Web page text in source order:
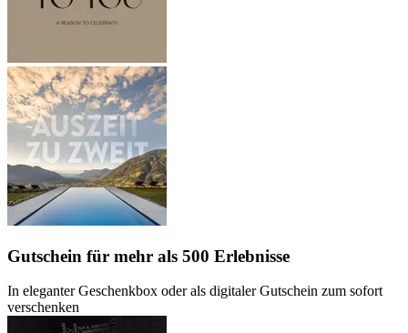
Gutschein für mehr als 500 Erlebnisse
In eleganter Geschenkbox oder als digitaler Gutschein zum sofort
verschenken